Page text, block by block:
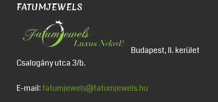
FATUMJEWELS
Budapest, II. kerület
Csalogány utca 3/b.
E-mail: fatumjewels@fatumjewels.hu